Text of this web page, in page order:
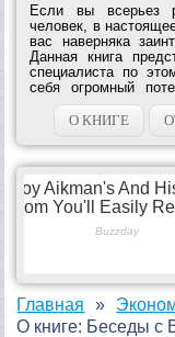
Если вы всерьез
человек, в
вас наверняка
Данная книга
специалиста по
себя огромный
уязвимость при
научитесь
О КНИГЕ
Главная
О книге: Беседы с